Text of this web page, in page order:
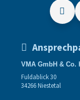
VMA GmbH & Co.
Fuldablick 30
34266 Niestetal